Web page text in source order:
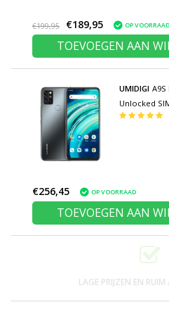
€199,95 €189,95 OP VOORRAAD
TOEVOEGEN AAN
UMIDIGI
Unlocked
Opslag -
€256,45 OP VOORRAAD
TOEVOEGEN AAN
LAGE PRIJZEN EN